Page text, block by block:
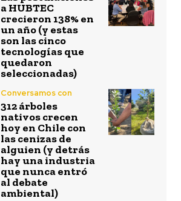
a HUBTEC
crecieron 138% en
un año (y estas
son las cinco
tecnologías que
quedaron
seleccionadas)
Conversamos con
312 árboles
nativos crecen
hoy en Chile con
las cenizas de
alguien (y detrás
hay una industria
que nunca entró
al debate
ambiental)